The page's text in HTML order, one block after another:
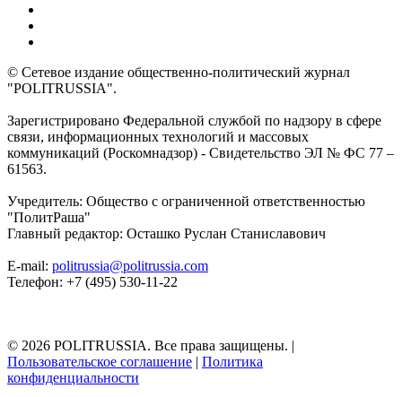
© Сетевое издание общественно-политический журнал
"POLITRUSSIA".
Зарегистрировано Федеральной службой по надзору в сфере
связи, информационных технологий и массовых
коммуникаций (Роскомнадзор) - Свидетельство ЭЛ № ФС 77 –
61563.
Учредитель: Общество с ограниченной ответственностью
"ПолитРаша"
Главный редактор: Осташко Руслан Станиславович
E-mail: politrussia@politrussia.com
Телефон: +7 (495) 530-11-22
© 2026 POLITRUSSIA. Все права защищены. |
Пользовательское соглашение | Политика
конфиденциальности